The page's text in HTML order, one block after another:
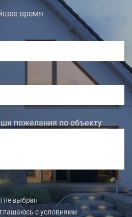
время
пожелания по объекту
не выбран
с условиями